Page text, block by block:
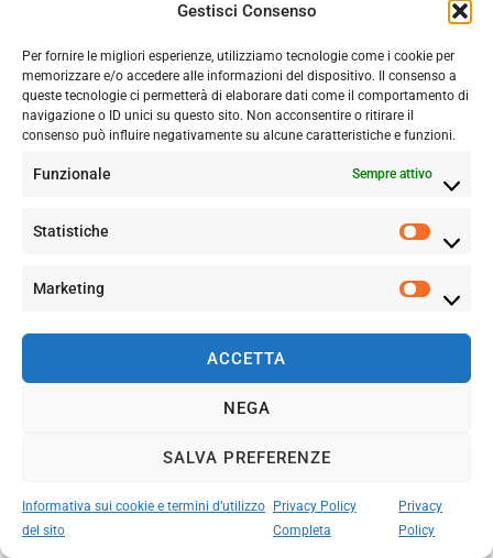
Gestisci Consenso
Per fornire le migliori esperienze, utilizziamo tecnologie come i cookie per
memorizzare e/o accedere alle informazioni del dispositivo. Il consenso a
queste tecnologie ci permetterà di elaborare dati come il comportamento di
navigazione o ID unici su questo sito. Non acconsentire o ritirare il
consenso può influire negativamente su alcune caratteristiche e funzioni.
Funzionale Sempre attivo
Statistiche
Marketing
ACCETTA
NEGA
SALVA PREFERENZE
Informativa sui cookie e termini d’utilizzo
del sito
Privacy Policy
Completa
Privacy
Policy
Questo sito compensa le proprie emissioni di CO₂
Certificato Carbon Footprint Ltd
Il nostro impegno per un giornalismo culturale libero, indipendente e
trasparente si riflette anche nella partecipazione alla Journalism Trust
HOME PRIVACY POLICY
NEWSLETTER
COLLABORA CON NOI